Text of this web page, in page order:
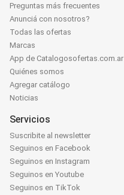
Preguntas más frecuentes
Anunciá con nosotros?
Todas las ofertas
Marcas
App de Catalogosofertas.com.ar
Quiénes somos
Agregar catálogo
Noticias
Servicios
Suscribite al newsletter
Seguinos en Facebook
Seguinos en Instagram
Seguinos en Youtube
Seguinos en TikTok